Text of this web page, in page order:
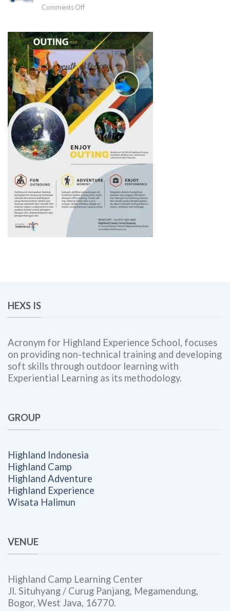
2026
Indonesia
untuk
Pengembangan
SDM
Berbasis
Experiential
Learning
Comments Offon
Building
dan
Team
Development
dalam
Organisasi
Modern
HEXS IS
Acronym for Highland Experience School, focuses
on providing non-technical training and developing
soft skills through outdoor learning with
Experiential Learning as its methodology.
GROUP
Highland Indonesia
Highland Camp
Highland Adventure
Highland Experience
Wisata Halimun
VENUE
Highland Camp Learning Center
Jl. Situhyang / Curug Panjang, Megamendung,
Bogor, West Java, 16770.